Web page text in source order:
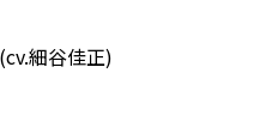
細谷佳正)